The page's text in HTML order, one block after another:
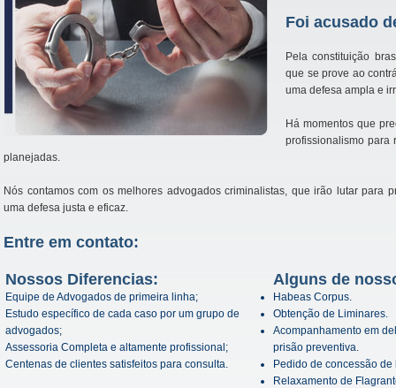
Foi acusado
Pela constituição
que se prove ao
uma defesa ampla e
Há momentos que
profissionalismo para
planejadas.
Nós contamos com os melhores advogados criminalistas, que irão lutar para
uma defesa justa e eficaz.
Entre em contato:
Nossos Diferencias:
Equipe de Advogados de primeira linha;
Estudo específico de cada caso por um grupo de
advogados;
Assessoria Completa e altamente profissional;
Centenas de clientes satisfeitos para consulta.
Alguns de
Habeas Corpus.
Obtenção de Liminares.
Acompanhamento em
prisão preventiva.
Pedido de concessão
Relaxamento de